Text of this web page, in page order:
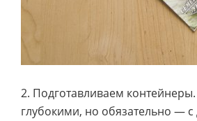
2. Подготавливаем
глубокими, но обязательно —